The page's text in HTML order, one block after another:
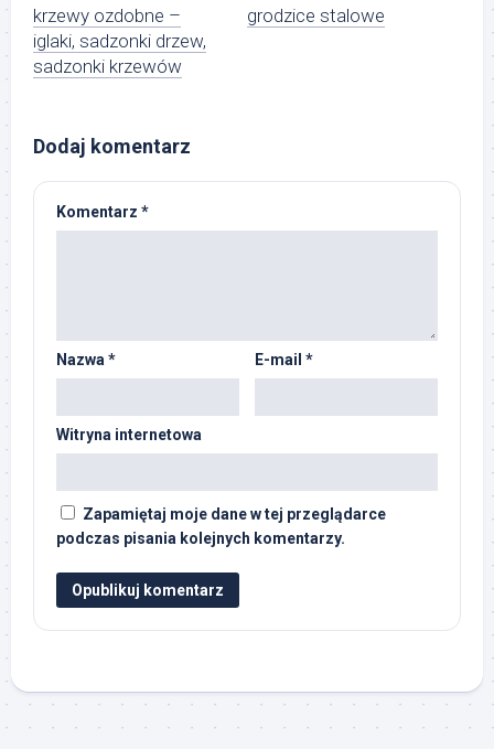
krzewy ozdobne –
iglaki, sadzonki drzew,
sadzonki krzewów
grodzice stalowe
Dodaj komentarz
Komentarz *
Nazwa* E-mail *
Witryna internetowa
Zapamiętaj moje dane w tej przeglądarce
podczas pisania kolejnych komentarzy.